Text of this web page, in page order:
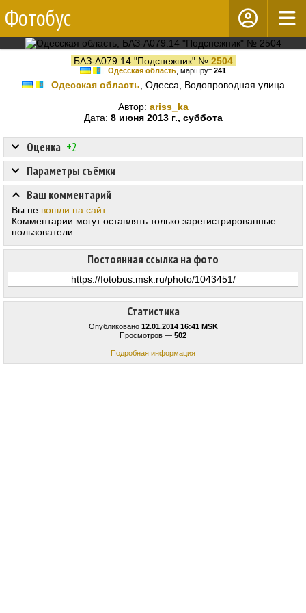
Фотобус
БАЗ-А079.14 "Подснежник" № 2504
Одесская область , маршрут 241
Одесская область , Одесса, Водопроводная улица
Автор: ariss_ka
Дата: 8 июня 2013 г., суббота
Статистика
Опубликовано 12.01.2014 16:41 MSK
Просмотров — 502
Подробная информация
Оценка +2
Постоянная ссылка на фото
Параметры съёмки
Ваш комментарий
Вы не вошли на сайт.
Комментарии могут оставлять только зарегистрированные
пользователи.